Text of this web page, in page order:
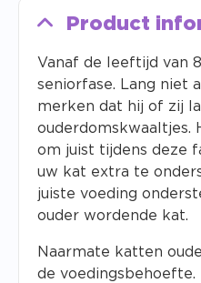
Product
Vanaf de leeftijd van
seniorfase. Lang niet
merken dat hij of zij
ouderdomskwaaltjes.
om juist tijdens deze
uw kat extra te
juiste voeding
ouder wordende kat.
Naarmate katten
de voedingsbehoefte.